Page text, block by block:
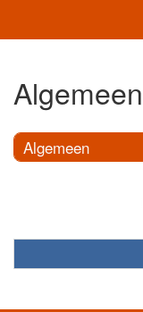
Algemeen
Algemeen